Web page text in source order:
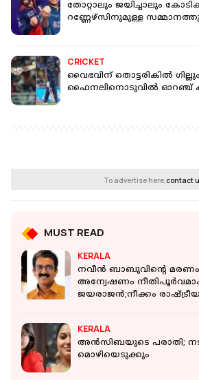
തോറ്റാലും ജയിച്ചാലും
റണ്ണേഴ്‌സിനുമുള്ള
CRICKET
വൈഭവിന് തൊട്ടരികിൽ
ഫൈനലിനൊടുവിൽ ഓറഞ്ച്
To advertise here,contact
MUST READ
KERALA
നവീൻ ബാബുവിൻ്റെ
അന്വേഷണം
ജയരാജൻ;നീക്കം രാഷ്ട്രീയ
KERALA
അന്‍സിബയുടെ പരാതി;
മൊഴിയെടുക്കും